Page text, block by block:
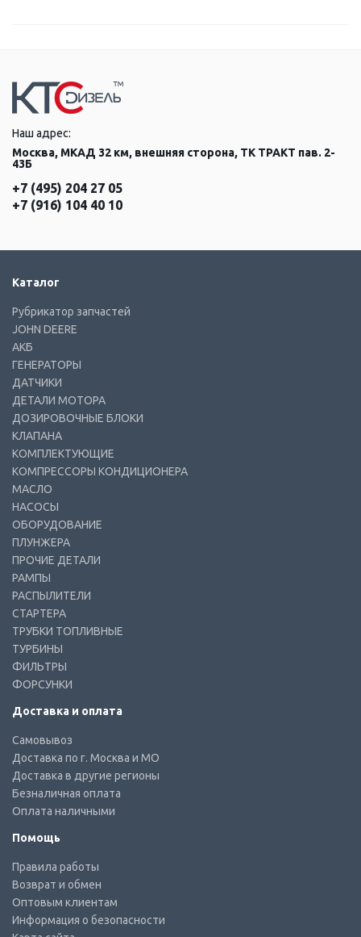
Наш адрес:
Москва, МКАД 32 км, внешняя сторона, ТК ТРАКТ пав. 2-
43Б
+7 (495) 204 27 05
+7 (916) 104 40 10
Каталог
Рубрикатор запчастей
JOHN DEERE
АКБ
ГЕНЕРАТОРЫ
ДАТЧИКИ
ДЕТАЛИ МОТОРА
ДОЗИРОВОЧНЫЕ БЛОКИ
КЛАПАНА
КОМПЛЕКТУЮЩИЕ
КОМПРЕССОРЫ КОНДИЦИОНЕРА
МАСЛО
НАСОСЫ
ОБОРУДОВАНИЕ
ПЛУНЖЕРА
ПРОЧИЕ ДЕТАЛИ
РАМПЫ
РАСПЫЛИТЕЛИ
СТАРТЕРА
ТРУБКИ ТОПЛИВНЫЕ
ТУРБИНЫ
ФИЛЬТРЫ
ФОРСУНКИ
Доставка и оплата
Самовывоз
Доставка по г. Москва и МО
Доставка в другие регионы
Безналичная оплата
Оплата наличными
Помощь
Правила работы
Возврат и обмен
Оптовым клиентам
Информация о безопасности